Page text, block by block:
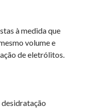
à medida que
volume e
de eletrólitos.